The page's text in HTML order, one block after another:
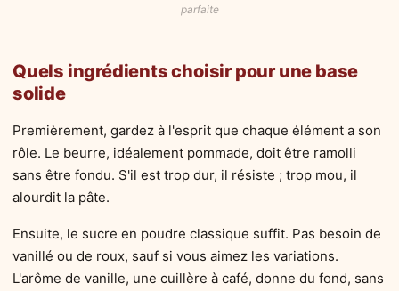
parfaite
Quels ingrédients choisir pour une base
solide
Premièrement, gardez à l'esprit que chaque élément a son
rôle. Le beurre, idéalement pommade, doit être ramolli
sans être fondu. S'il est trop dur, il résiste ; trop mou, il
alourdit la pâte.
Ensuite, le sucre en poudre classique suffit. Pas besoin de
vanillé ou de roux, sauf si vous aimez les variations.
L'arôme de vanille, une cuillère à café, donne du fond, sans